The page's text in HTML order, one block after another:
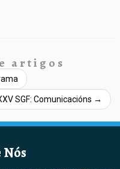
artigos
SGF: Comunicacións →
Nós